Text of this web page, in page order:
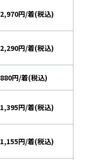
2,970円/着(税込)
2,290円/着(税込)
880円/着(税込)
1,395円/着(税込)
1,155円/着(税込)